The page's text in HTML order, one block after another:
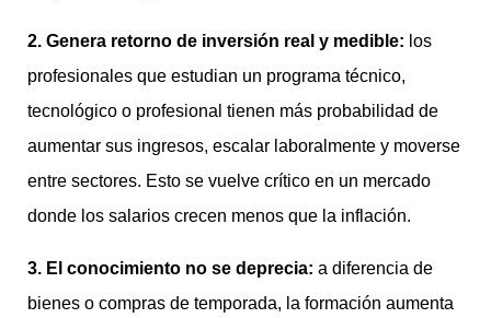
2. Genera retorno de inversión real y medible: los
profesionales que estudian un programa técnico,
tecnológico o profesional tienen más probabilidad de
aumentar sus ingresos, escalar laboralmente y moverse
entre sectores. Esto se vuelve crítico en un mercado
donde los salarios crecen menos que la inflación.
3. El conocimiento no se deprecia: a diferencia de
bienes o compras de temporada, la formación aumenta